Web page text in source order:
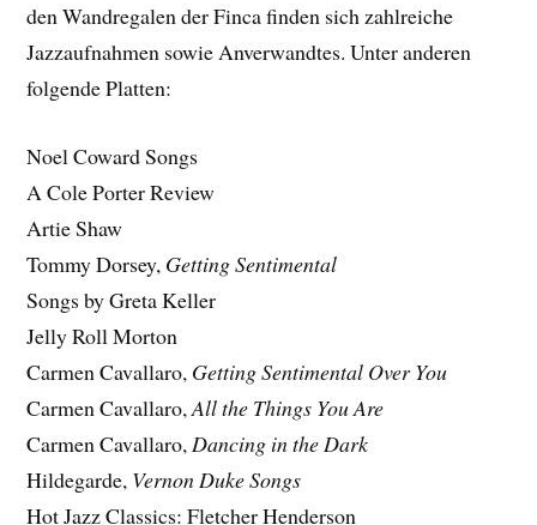
den Wandregalen der Finca finden sich zahlreiche
Jazzaufnahmen sowie Anverwandtes. Unter anderen
folgende Platten:
Noel Coward Songs
A Cole Porter Review
Artie Shaw
Tommy Dorsey, Getting Sentimental
Songs by Greta Keller
Jelly Roll Morton
Carmen Cavallaro, Getting Sentimental Over You
Carmen Cavallaro,All the Things You Are
Carmen Cavallaro,Dancing in the Dark
Hildegarde, Vernon Duke Songs
Hot Jazz Classics: Fletcher Henderson